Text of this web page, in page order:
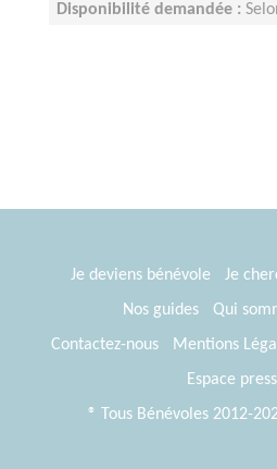
Disponibilité demandée :
Je deviens bénévole
Je
Nos guides
Qui
Contactez-nous
Mentions
Espace
® Tous Bénévoles 2012-